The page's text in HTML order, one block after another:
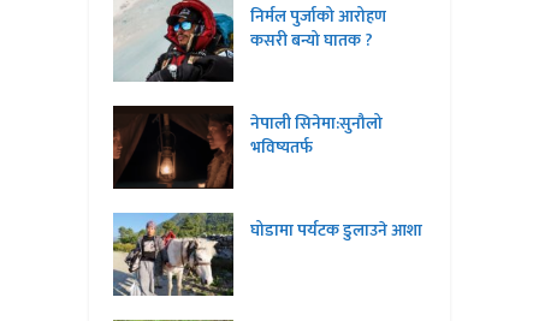
निर्मल पुर्जाको आरोहण
कसरी बन्यो घातक ?
नेपाली सिनेमा:सुनौलो
भविष्यतर्फ
घोडामा पर्यटक डुलाउने आशा